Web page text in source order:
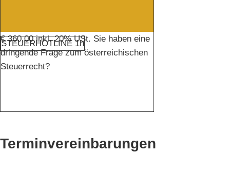
STEUERHOTLINE 1h
€ 360,00 inkl. 20% USt. Sie haben eine
dringende Frage zum österreichischen
Steuerrecht?
Terminvereinbarungen